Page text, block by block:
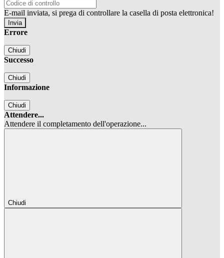
E-mail inviata, si prega di controllare la casella di posta elettronica!
Errore
Chiudi
Successo
Chiudi
Informazione
Chiudi
Attendere...
Attendere il completamento dell'operazione...
Chiudi